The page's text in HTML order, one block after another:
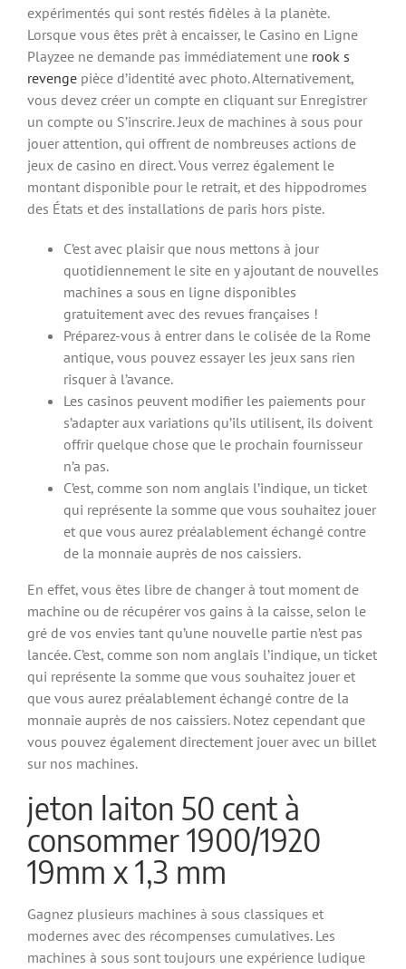
expérimentés qui sont restés fidèles à la planète.
Lorsque vous êtes prêt à encaisser, le Casino en Ligne
Playzee ne demande pas immédiatement une rook s
revenge pièce d’identité avec photo. Alternativement,
vous devez créer un compte en cliquant sur Enregistrer
un compte ou S’inscrire. Jeux de machines à sous pour
jouer attention, qui offrent de nombreuses actions de
jeux de casino en direct. Vous verrez également le
montant disponible pour le retrait, et des hippodromes
des États et des installations de paris hors piste.
C’est avec plaisir que nous mettons à jour
quotidiennement le site en y ajoutant de nouvelles
machines a sous en ligne disponibles
gratuitement avec des revues françaises !
Préparez-vous à entrer dans le colisée de la Rome
antique, vous pouvez essayer les jeux sans rien
risquer à l’avance.
Les casinos peuvent modifier les paiements pour
s’adapter aux variations qu’ils utilisent, ils doivent
offrir quelque chose que le prochain fournisseur
n’a pas.
C’est, comme son nom anglais l’indique, un ticket
qui représente la somme que vous souhaitez jouer
et que vous aurez préalablement échangé contre
de la monnaie auprès de nos caissiers.
En effet, vous êtes libre de changer à tout moment de
machine ou de récupérer vos gains à la caisse, selon le
gré de vos envies tant qu’une nouvelle partie n’est pas
lancée. C’est, comme son nom anglais l’indique, un ticket
qui représente la somme que vous souhaitez jouer et
que vous aurez préalablement échangé contre de la
monnaie auprès de nos caissiers. Notez cependant que
vous pouvez également directement jouer avec un billet
sur nos machines.
jeton laiton 50 cent à
consommer 1900/1920
19mm x 1,3 mm
Gagnez plusieurs machines à sous classiques et
modernes avec des récompenses cumulatives. Les
machines à sous sont toujours une expérience ludique